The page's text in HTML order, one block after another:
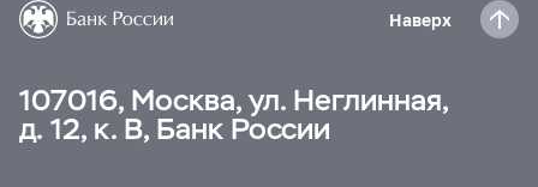
Наверх
107016, Москва, ул. Неглинная,
д. 12, к. В, Банк России